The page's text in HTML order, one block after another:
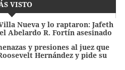
VISTO
Nueva y lo raptaron: Jafeth
Abelardo R. Fortín asesinado
y presiones al juez que
Hernández y pide su